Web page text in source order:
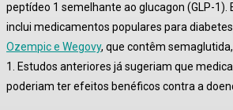
peptídeo 1 semelhante ao glucagon (GLP-1).
inclui medicamentos populares para
Ozempic e Wegovy, que contêm
1.
Estudos anteriores já sugeriam que
poderiam ter efeitos benéficos contra a